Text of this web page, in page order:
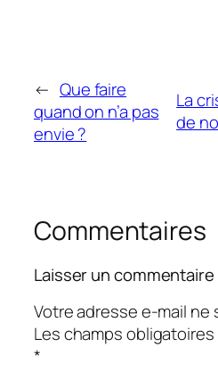
← Que faire
quand on n’a pas
envie ?
La
de
Commentaires
Laisser un commentaire
Votre adresse e-mail ne
Les champs
*